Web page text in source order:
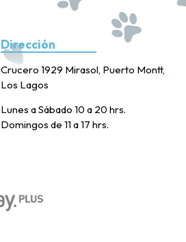
Dirección
Crucero 1929 Mirasol, Puerto Montt,
Los Lagos
Lunes a Sábado 10 a 20 hrs.
Domingos de 11 a 17 hrs.